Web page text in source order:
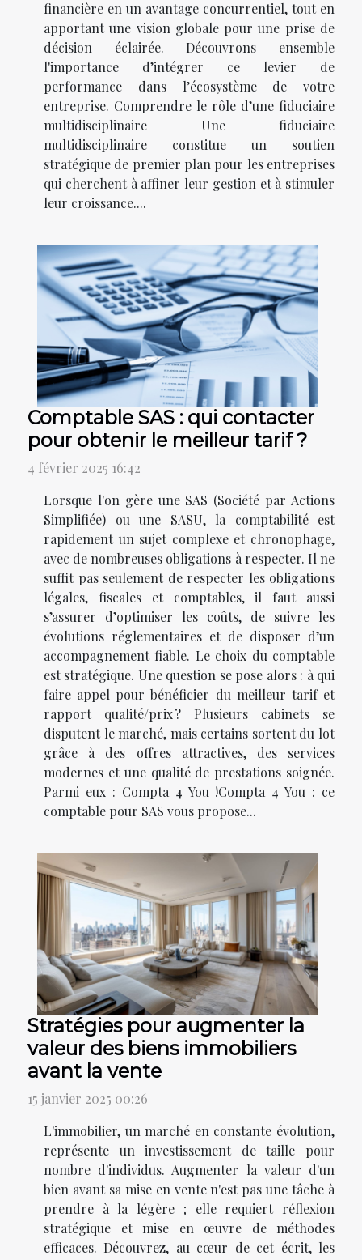
financière en un avantage concurrentiel, tout en
apportant une vision globale pour une prise de
décision éclairée. Découvrons ensemble
l'importance d’intégrer ce levier de
performance dans l’écosystème de votre
entreprise. Comprendre le rôle d’une fiduciaire
multidisciplinaire Une fiduciaire
multidisciplinaire constitue un soutien
stratégique de premier plan pour les entreprises
qui cherchent à affiner leur gestion et à stimuler
leur croissance....
Comptable SAS : qui contacter
pour obtenir le meilleur tarif ?
4 février 2025 16:42
Lorsque l'on gère une SAS (Société par Actions
Simplifiée) ou une SASU, la comptabilité est
rapidement un sujet complexe et chronophage,
avec de nombreuses obligations à respecter. Il ne
suffit pas seulement de respecter les obligations
légales, fiscales et comptables, il faut aussi
s’assurer d’optimiser les coûts, de suivre les
évolutions réglementaires et de disposer d’un
accompagnement fiable. Le choix du comptable
est stratégique. Une question se pose alors : à qui
faire appel pour bénéficier du meilleur tarif et
rapport qualité/prix ? Plusieurs cabinets se
disputent le marché, mais certains sortent du lot
grâce à des offres attractives, des services
modernes et une qualité de prestations soignée.
Parmi eux : Compta 4 You !Compta 4 You : ce
comptable pour SAS vous propose...
Stratégies pour augmenter la
valeur des biens immobiliers
avant la vente
15 janvier 2025 00:26
L'immobilier, un marché en constante évolution,
représente un investissement de taille pour
nombre d'individus. Augmenter la valeur d'un
bien avant sa mise en vente n'est pas une tâche à
prendre à la légère ; elle requiert réflexion
stratégique et mise en œuvre de méthodes
efficaces. Découvrez, au cœur de cet écrit, les